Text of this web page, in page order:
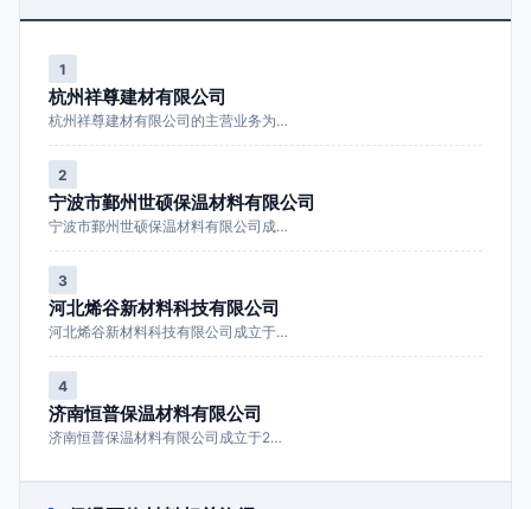
1
杭州祥尊建材有限公司
杭州祥尊建材有限公司的主营业务为…
2
宁波市鄞州世硕保温材料有限公司
宁波市鄞州世硕保温材料有限公司成…
3
河北烯谷新材料科技有限公司
河北烯谷新材料科技有限公司成立于…
4
济南恒普保温材料有限公司
济南恒普保温材料有限公司成立于2…